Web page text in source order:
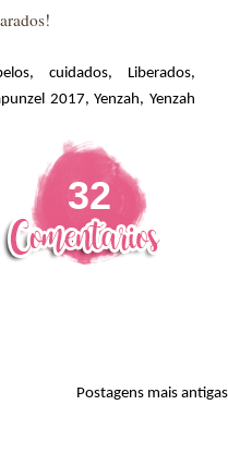
,cuidados, Liberados,
2017,Yenzah,Yenzah
32
Postagens mais antigas